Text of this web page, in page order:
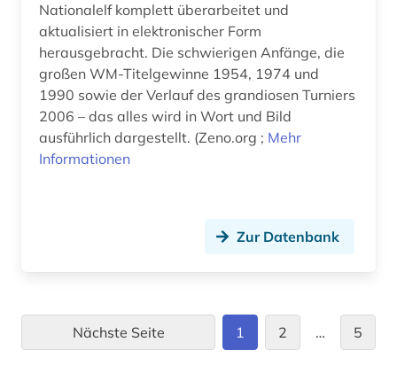
Nationalelf komplett überarbeitet und
aktualisiert in elektronischer Form
herausgebracht. Die schwierigen Anfänge, die
großen WM-Titelgewinne 1954, 1974 und
1990 sowie der Verlauf des grandiosen Turniers
2006 – das alles wird in Wort und Bild
ausführlich dargestellt. (Zeno.org ; Mehr
Informationen
Zur Datenbank
Nächste Seite 1 2 … 5